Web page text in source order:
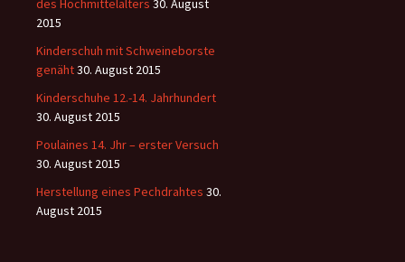
des Hochmittelalters 30. August
2015
Kinderschuh mit Schweineborste
genäht30. August 2015
Kinderschuhe 12.-14. Jahrhundert
30. August 2015
Poulaines 14. Jhr – erster Versuch
30. August 2015
Herstellung eines Pechdrahtes 30.
August 2015